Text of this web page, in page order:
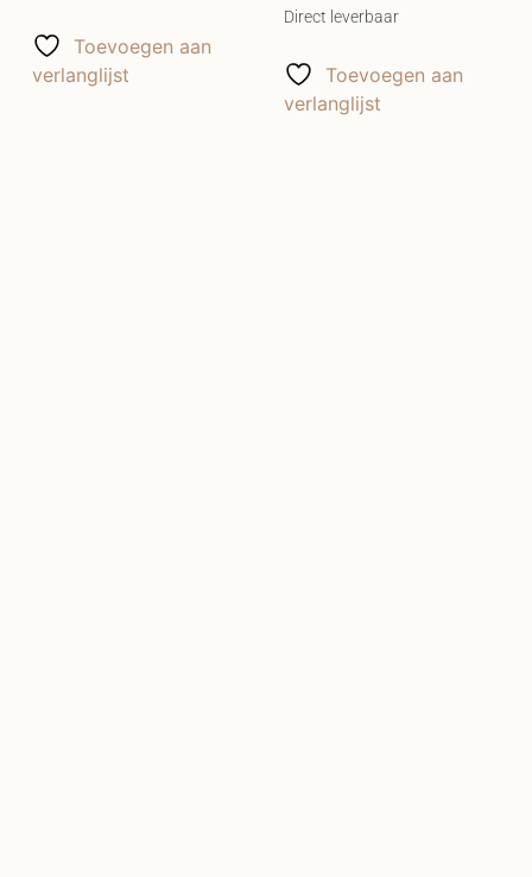
Toevoegen aan
verlanglijst
Direct leverbaar
Toevoegen aan
verlanglijst